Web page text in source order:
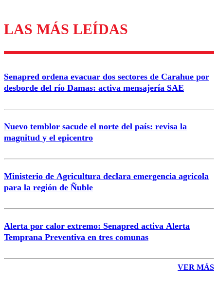
Los comentarios son moderados para garantizar un
diálogo respetuoso.
Nombre
Correo
LAS MÁS LEÍDAS
Senapred ordena evacuar dos sectores de Carahue por
desborde del río Damas: activa mensajería SAE
Nuevo temblor sacude el norte del país: revisa la
magnitud y el epicentro
Ministerio de Agricultura declara emergencia agrícola
para la región de Ñuble
Alerta por calor extremo: Senapred activa Alerta
Temprana Preventiva en tres comunas
VER MÁS